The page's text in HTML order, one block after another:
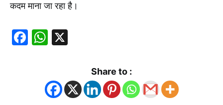
कदम माना जा रहा है।
Facebook
WhatsApp
Share to :